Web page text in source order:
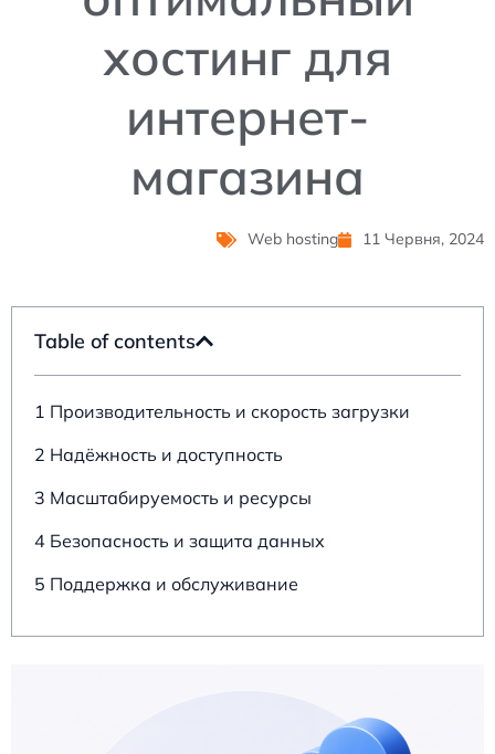
хостинг для
интернет-
магазина
Web hosting 11 Червня, 2024
Table of contents
1 Производительность и скорость загрузки
2 Надёжность и доступность
3 Масштабируемость и ресурсы
4 Безопасность и защита данных
5 Поддержка и обслуживание